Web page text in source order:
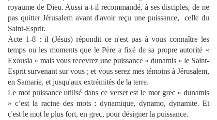
royaume de Dieu. Aussi a-t-il recommandé, à ses disciples, de ne
pas quitter Jérusalem avant d'avoir reçu une puissance,
celle du
Saint-Esprit.
Acte 1-8 : il (Jésus) répondit ce n'est pas à vous connaître les
temps ou les moments que le Père a fixé de sa propre autorité «
Exousia » mais vous recevrez une puissance « dunamis » le Saint-
Esprit survenant sur vous ; et vous serez mes témoins à Jérusalem,
en Samarie, et jusqu'aux extrémités de la terre.
Le mot puissance utilisé dans ce verset est le mot grec « dunamis
» c’est la racine des mots : dynamique, dynamo, dynamite. Et
c'est le mot le plus fort, en grec, pour désigner la puissance.